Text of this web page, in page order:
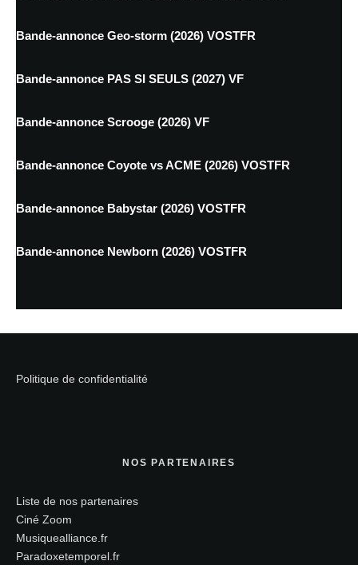
Bande-annonce Geo-storm (2026) VOSTFR
Bande-annonce PAS SI SEULS (2027) VF
Bande-annonce Scrooge (2026) VF
Bande-annonce Coyote vs ACME (2026) VOSTFR
Bande-annonce Babystar (2026) VOSTFR
Bande-annonce Newborn (2026) VOSTFR
Politique de confidentialité
NOS PARTENAIRES
Liste de nos partenaires
Ciné Zoom
Musiquealliance.fr
Paradoxetemporel.fr